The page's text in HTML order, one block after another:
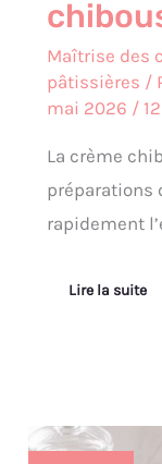
Maîtrise des
pâtissières /
mai 2026 /
La crème
préparations
rapidement
Lire la suite